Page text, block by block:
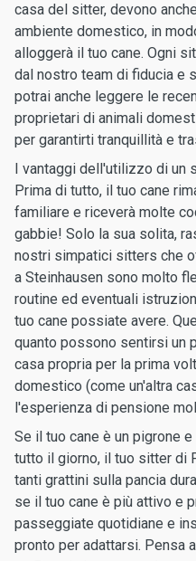
casa del sitter, devono
ambiente domestico, in
alloggerà il tuo cane. Ogni
dal nostro team di fiducia e
potrai anche leggere le
proprietari di animali
per garantirti tranquillità e
I vantaggi dell'utilizzo di un
Prima di tutto, il tuo cane
familiare e riceverà molte
gabbie! Solo la sua solita,
nostri simpatici sitters che
a Steinhausen sono molto
routine ed eventuali
tuo cane possiate avere.
quanto possono sentirsi un
casa propria per la prima
domestico (come un'altra
l'esperienza di pensione
Se il tuo cane è un pigrone
tutto il giorno, il tuo sitter di
tanti grattini sulla pancia
se il tuo cane è più attivo e
passeggiate quotidiane e
pronto per adattarsi. Pensa